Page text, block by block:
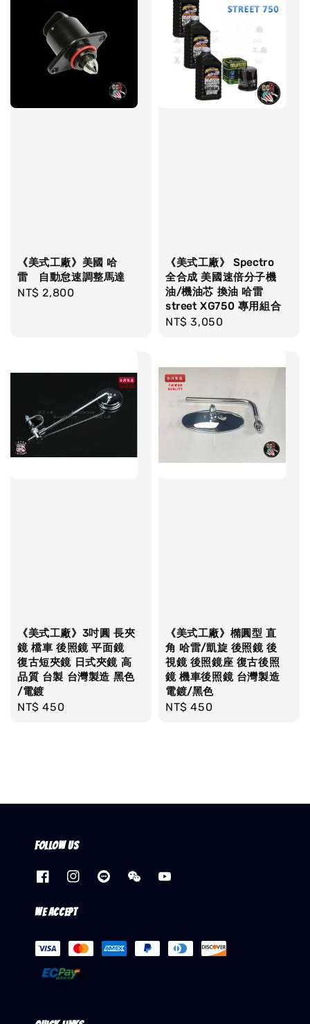
《美式工廠》美國 哈
雷 自動怠速調整馬達
Regular
NT$ 2,800
《美式工廠》 Spectro
全合成 美國速倍分子機
油/機油芯 換油 哈雷
street XG750 專用組合
Regular
NT$ 3,050
《美式工廠》3吋圓 長夾
鏡 檔車 後照鏡 平面鏡
復古短夾鏡 日式夾鏡 高
品質 台製 台灣製造 黑色
/電鍍
Regular
NT$ 450
《美式工廠》橢圓型 直
角 哈雷/凱旋 後照鏡 後
視鏡 後照鏡座 復古後照
鏡 機車後照鏡 台灣製造
電鍍/黑色
Regular
NT$ 450
Follow us
We accept